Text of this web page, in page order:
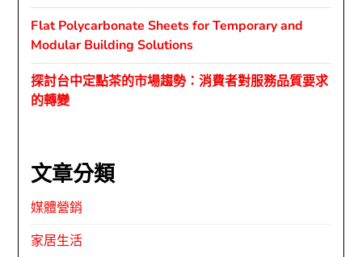
Flat Polycarbonate Sheets for Temporary and
Modular Building Solutions
探討台中定點茶的市場趨勢：消費者對服務品質要求
的轉變
文章分類
媒體營銷
家居生活